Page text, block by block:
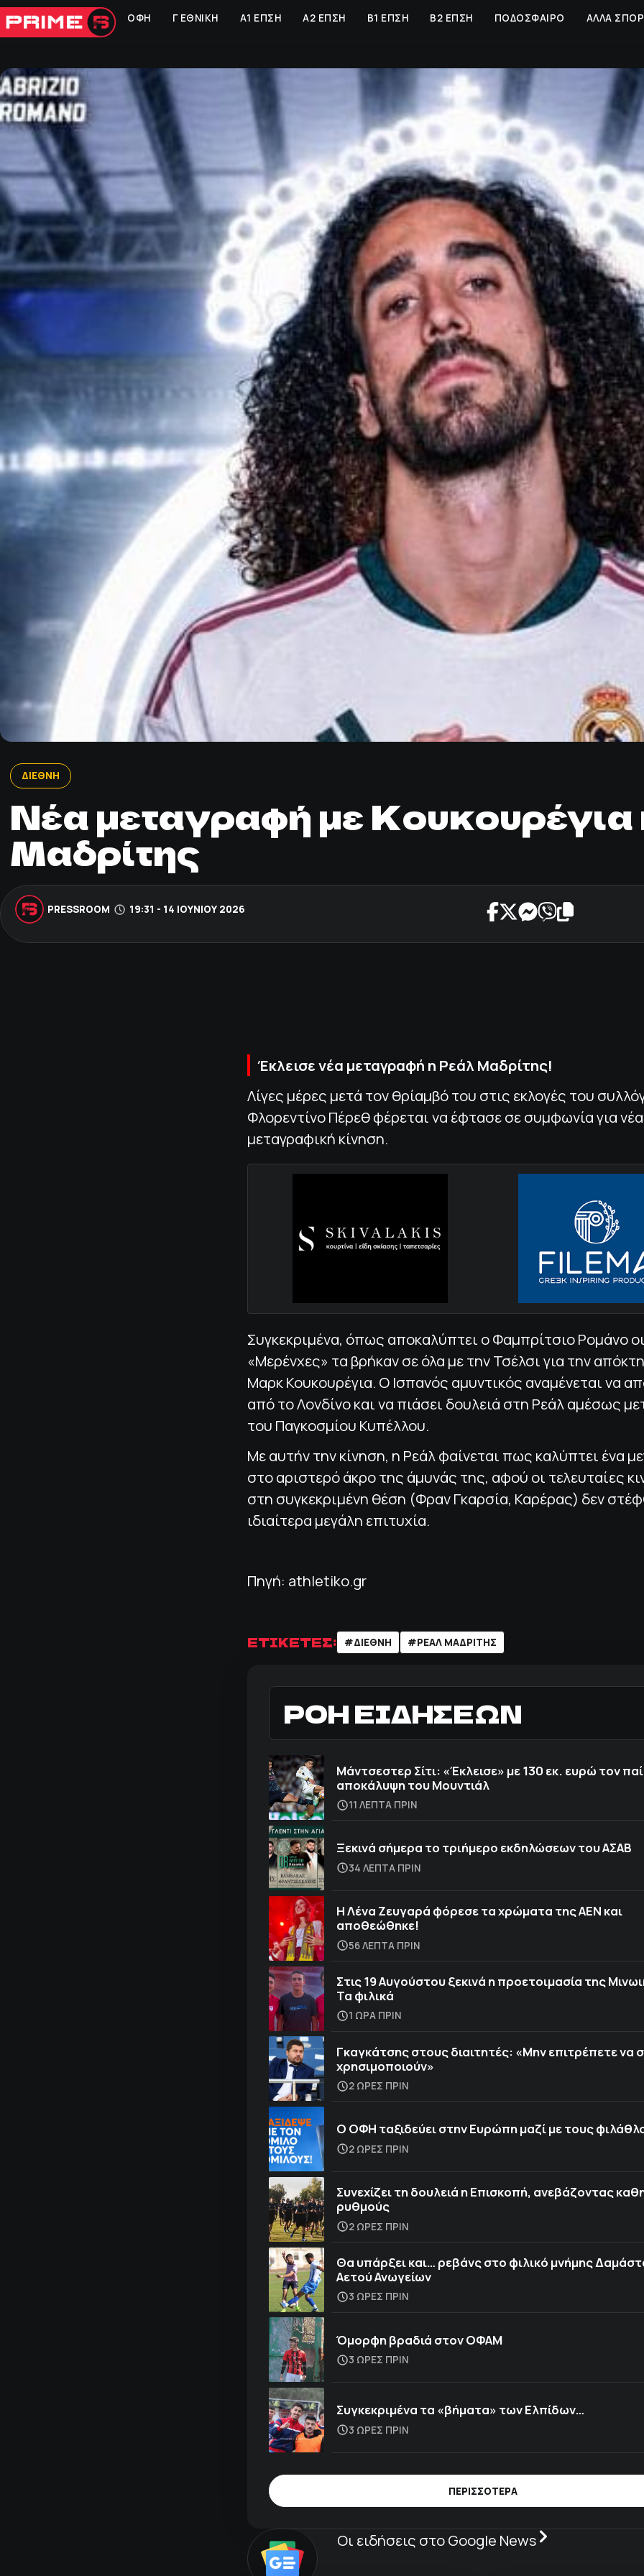
ΟΦΗ Γ ΕΘΝΙΚΗ Α1 ΕΠΣΗ Α2 ΕΠΣΗ Β1 ΕΠΣΗ Β2 ΕΠΣΗ ΠΟΔΟΣΦΑΙΡΟ ΑΛΛΑ ΣΠΟΡ
ΔΙΕΘΝΗ
Νέα μεταγραφή με
Μαδρίτης
PRESSROOM 19:31 - 14 ΙΟΥΝΊΟΥ 2026
Έκλεισε νέα μεταγραφή η Ρεάλ Μαδρίτης!
Λίγες μέρες μετά τον θρίαμβό του στις εκλογές του
Φλορεντίνο Πέρεθ φέρεται να έφτασε σε συμφωνία για νέα
μεταγραφική κίνηση.
Συγκεκριμένα, όπως αποκαλύπτει ο Φαμπρίτσιο Ρομάνο
«Μερένχες» τα βρήκαν σε όλα με την Τσέλσι για την
Μαρκ Κουκουρέγια. Ο Ισπανός αμυντικός αναμένεται να
από το Λονδίνο και να πιάσει δουλειά στη Ρεάλ αμέσως
του Παγκοσμίου Κυπέλλου.
Με αυτήν την κίνηση, η Ρεάλ φαίνεται πως καλύπτει ένα
στο αριστερό άκρο της άμυνάς της, αφού οι τελευταίες
στη συγκεκριμένη θέση (Φραν Γκαρσία, Καρέρας) δεν
ιδιαίτερα μεγάλη επιτυχία.
Πηγή: athletiko.gr
ΕΤΙΚΕΤΕΣ: #ΔΙΕΘΝΗ #ΡΕΑΛ ΜΑΔΡΙΤΗΣ
ΡΟΗ ΕΙΔΗΣΕΩΝ
Μάντσεστερ Σίτι: «Έκλεισε» με 130 εκ. ευρώ τον
αποκάλυψη του Μουντιάλ
11 ΛΕΠΤΑ ΠΡΙΝ
Ξεκινά σήμερα το τριήμερο εκδηλώσεων του ΑΣΑΒ
34 ΛΕΠΤΑ ΠΡΙΝ
Η Λένα Ζευγαρά φόρεσε τα χρώματα της ΑΕΝ και
αποθεώθηκε!
56 ΛΕΠΤΑ ΠΡΙΝ
Στις 19 Αυγούστου ξεκινά η προετοιμασία της
Τα φιλικά
1 ΩΡΑ ΠΡΙΝ
Γκαγκάτσης στους διαιτητές: «Μην επιτρέπετε να
χρησιμοποιούν»
2 ΩΡΕΣ ΠΡΙΝ
Ο ΟΦΗ ταξιδεύει στην Ευρώπη μαζί με τους
2 ΩΡΕΣ ΠΡΙΝ
Συνεχίζει τη δουλειά η Επισκοπή, ανεβάζοντας
ρυθμούς
2 ΩΡΕΣ ΠΡΙΝ
Θα υπάρξει και… ρεβάνς στο φιλικό μνήμης
Αετού Ανωγείων
3 ΩΡΕΣ ΠΡΙΝ
Όμορφη βραδιά στον ΟΦΑΜ
3 ΩΡΕΣ ΠΡΙΝ
Συγκεκριμένα τα «βήματα» των Ελπίδων…
3 ΩΡΕΣ ΠΡΙΝ
ΠΕΡΙΣΣΟΤΕΡΑ
Οι ειδήσεις στο Google News